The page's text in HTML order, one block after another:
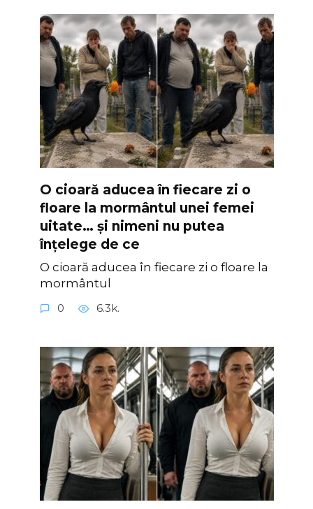
O cioară aducea în fiecare zi o
floare la mormântul unei femei
uitate… și nimeni nu putea
înțelege de ce
O cioară aducea în fiecare zi o floare la
mormântul
0 6.3k.